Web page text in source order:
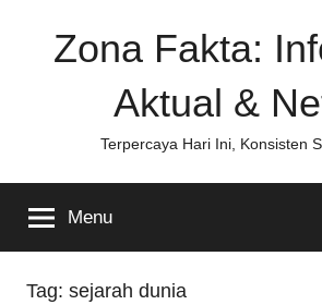
Zona Fakta:
Aktual &
Terpercaya Hari Ini, Konsisten
Menu
Tag: sejarah dunia